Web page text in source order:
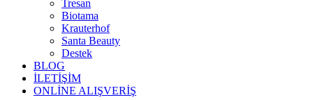
Tresan
Biotama
Krauterhof
Santa Beauty
Destek
BLOG
İLETİŞİM
ONLİNE ALIŞVERİŞ